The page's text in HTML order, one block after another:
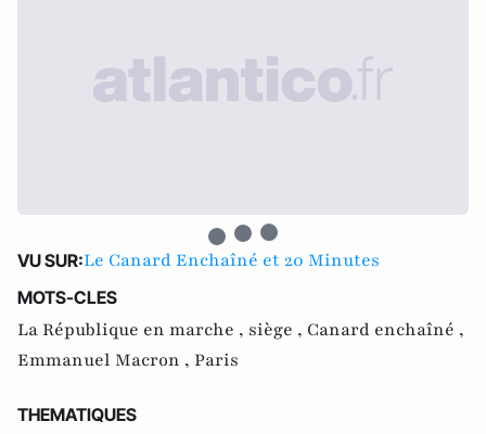
VU SUR:Le Canard Enchaîné et 20 Minutes
MOTS-CLES
La République en marche , siège , Canard enchaîné ,
Emmanuel Macron , Paris
THEMATIQUES